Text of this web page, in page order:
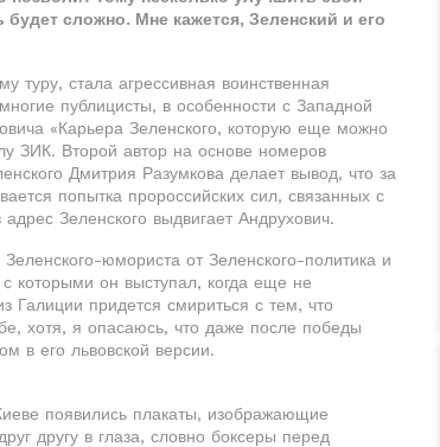
будет сложно. Мне кажется, Зеленский и его
туру, стала агрессивная воинственная
публицисты, в особенности с Западной
«Карьера Зеленского, которую еще можно
ЗИК. Второй автор на основе номеров
Дмитрия Разумкова делает вывод, что за
попытка пророссийских сил, связанных с
Зеленского выдвигает Андрухович.
юмориста от Зеленского-политика и
которыми он выступал, когда еще не
Галиции придется смириться с тем, что
хотя, я опасаюсь, что даже после победы
в его львовской версии.
появились плакаты, изображающие
другу в глаза, словно боксеры перед